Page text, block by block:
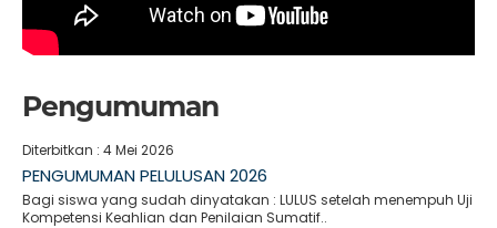
Pengumuman
Diterbitkan : 4 Mei 2026
PENGUMUMAN PELULUSAN 2026
Bagi siswa yang sudah dinyatakan : LULUS setelah menempuh Uji
Kompetensi Keahlian dan Penilaian Sumatif..